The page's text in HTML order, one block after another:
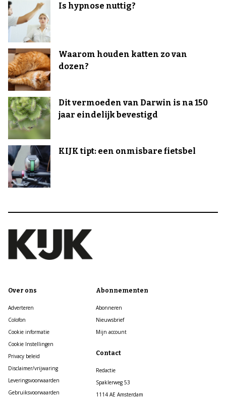
Is hypnose nuttig?
Waarom houden katten zo van
dozen?
Dit vermoeden van Darwin is na 150
jaar eindelijk bevestigd
KIJK tipt: een onmisbare fietsbel
Over ons
Adverteren
Colofon
Cookie informatie
Cookie Instellingen
Privacy beleid
Disclaimer/vrijwaring
Leveringsvoorwaarden
Gebruiksvoorwaarden
Abonnementen
Abonneren
Nieuwsbrief
Mijn account
Contact
Redactie
Spaklerweg 53
1114 AE Amsterdam